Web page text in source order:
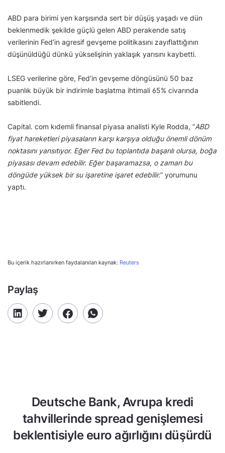
ABD para birimi yen karşısında sert bir düşüş yaşadı ve dün
beklenmedik şekilde güçlü gelen ABD perakende satış
verilerinin Fed’in agresif gevşeme politikasını zayıflattığının
düşünüldüğü dünkü yükselişinin yaklaşık yarısını kaybetti.
LSEG verilerine göre, Fed’in gevşeme döngüsünü 50 baz
puanlık büyük bir indirimle başlatma ihtimali 65% civarında
sabitlendi.
Capital. com kıdemli finansal piyasa analisti Kyle Rodda, “ABD
fiyat hareketleri piyasaların karşı karşıya olduğu önemli dönüm
noktasını yansıtıyor. Eğer Fed bu toplantıda başarılı olursa, boğa
piyasası devam edebilir. Eğer başaramazsa, o zaman bu
döngüde yüksek bir su işaretine işaret edebilir.” yorumunu
yaptı.
Bu içerik hazırlanırken faydalanılan kaynak: Reuters
Paylaş
Deutsche Bank, Avrupa kredi
tahvillerinde spread genişlemesi
beklentisiyle euro ağırlığını düşürdü